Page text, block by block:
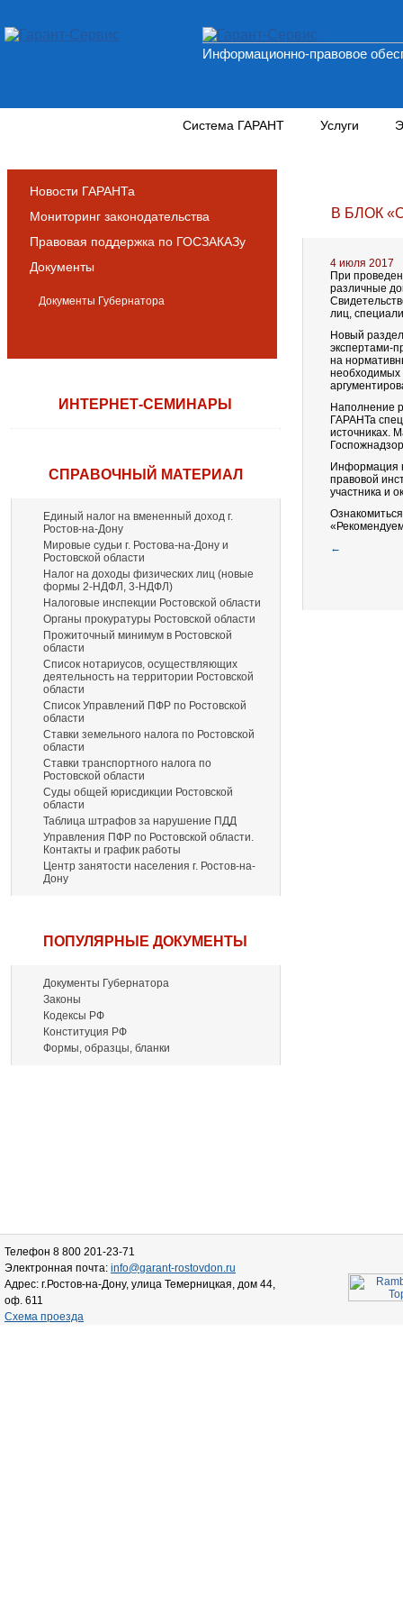
Информационно-правовое
Система ГАРАНТ Услуги
Новости ГАРАНТа
Мониторинг законодательства
Правовая поддержка по ГОСЗАКАЗу
Документы
Документы Губернатора
ИНТЕРНЕТ-СЕМИНАРЫ
СПРАВОЧНЫЙ МАТЕРИАЛ
Единый налог на вмененный доход г.
Ростов-на-Дону
Мировые судьи г. Ростова-на-Дону и
Ростовской области
Налог на доходы физических лиц (новые
формы 2-НДФЛ, 3-НДФЛ)
Налоговые инспекции Ростовской области
Органы прокуратуры Ростовской области
Прожиточный минимум в Ростовской
области
Список нотариусов, осуществляющих
деятельность на территории Ростовской
области
Список Управлений ПФР по Ростовской
области
Ставки земельного налога по Ростовской
области
Ставки транспортного налога по
Ростовской области
Суды общей юрисдикции Ростовской
области
Таблица штрафов за нарушение ПДД
Управления ПФР по Ростовской области.
Контакты и график работы
Центр занятости населения г. Ростов-на-
Дону
ПОПУЛЯРНЫЕ ДОКУМЕНТЫ
Документы Губернатора
Законы
Кодексы РФ
Конституция РФ
Формы, образцы, бланки
В БЛОК
4 июля 2017
При
различные
лиц,
Новый
экспертами-
на
необходимых
Наполнение
ГАРАНТа
источниках.
Информация
правовой
участника и
←
Телефон 8 800 201-23-71
Электронная почта: info@garant-rostovdon.ru
Адрес: г.Ростов-на-Дону, улица Темерницкая, дом 44,
оф. 611
Схема проезда